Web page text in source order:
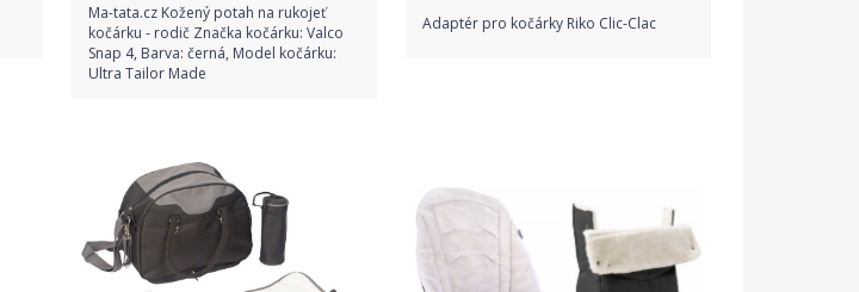
Ma-tata.cz Kožený potah na rukojeť
kočárku - rodič Značka kočárku: Valco
Snap 4, Barva: černá, Model kočárku:
Ultra Tailor Made
Detail produktu
Adaptér pro kočárky Riko Clic-Clac